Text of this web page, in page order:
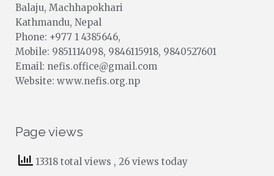
Balaju, Machhapokhari
Kathmandu, Nepal
Phone: +977 1 4385646,
Mobile: 9851114098, 9846115918, 9840527601
Email: nefis.office@gmail.com
Website: www.nefis.org.np
Page views
13318 total views , 26 views today